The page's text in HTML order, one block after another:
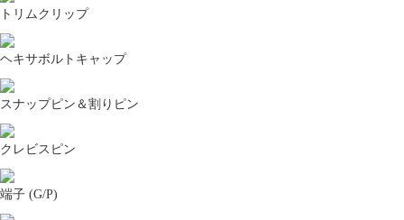
トリムクリップ
ヘキサボルトキャップ
スナップピン＆割りピン
クレビスピン
端子 (G/P)